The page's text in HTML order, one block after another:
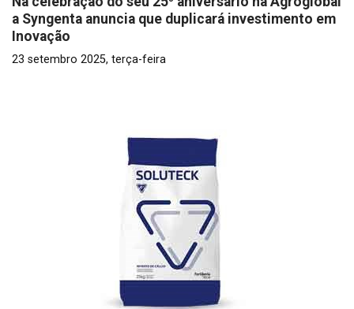
a Syngenta anuncia que duplicará investimento em
Inovação
23 setembro 2025, terça-feira